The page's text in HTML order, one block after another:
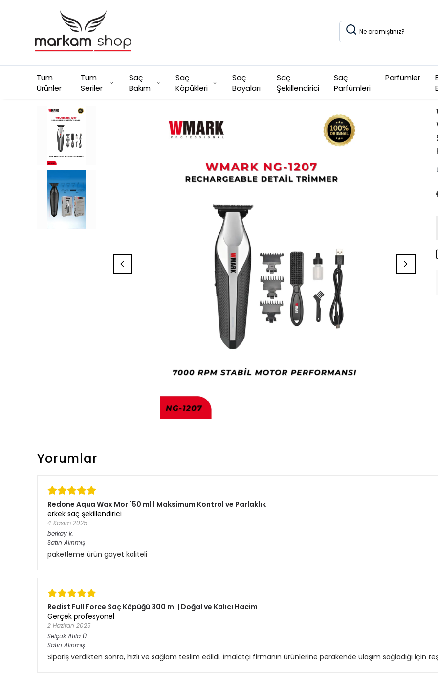
Tüm
Ürünler
Tüm
Seriler
Saç
Bakım
Saç
Köpükleri
Saç
Boyaları
Saç
Şekillendirici
Saç
Parfümleri
Parfümler
Yorumlar
Redone Aqua Wax Mor 150 ml | Maksimum Kontrol ve Parlaklık
erkek saç şekillendirici
4 Kasım 2025
berkay k.
Satın Alınmış
paketleme ürün gayet kaliteli
Redist Full Force Saç Köpüğü 300 ml | Doğal ve Kalıcı Hacim
Gerçek profesyonel
2 Haziran 2025
Selçuk Atila Ü.
Satın Alınmış
Sipariş verdikten sonra, hızlı ve sağlam teslim edildi. İmalatçı firmanın ürünlerine perakende ulaşım sağladığı için